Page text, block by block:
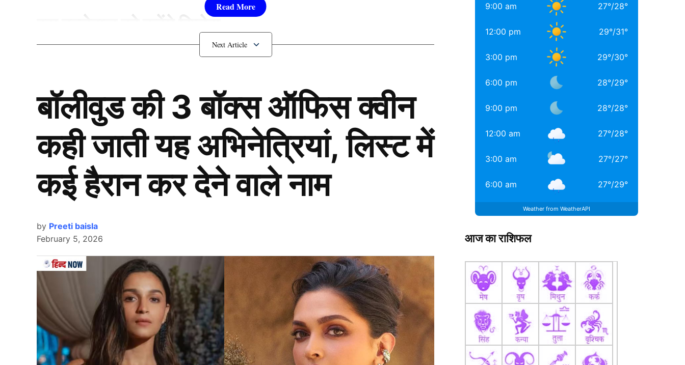
इस बल्लेबाज को करेंगे रिप्लेस
Karun Nair
गौरतलब है कि चैंपियंस ट्रॉफी के लिए भारतीय स्क्वाड में आखिरी समय में बदलाव किया गया, जिसके तहत युवा
बल्लेबाज यशस्वी जायसवाल को मुख्य स्क्वाड से बाहर कर वरुण चकवर्ती को टीम में जगह दी गयी। जायसवाल को
स्टैंड बाय खिलाड़ी के रूप में रखा गया है। मगर अब खबर आ रही है कि युवा बल्लेबाज चोटिल हो गया है। जिसके
चलते उन्हें बेंगलुरु स्थित बीसीसीआई के सेंटर ऑफ एक्सीलेंस जाना पड़ सकता है। इस पूरी घटना के बाद करुण
नायर (Karun Nair) को चैंपियंस ट्रॉफी के लिए बैकअप बल्लेबाज की जगह मिल सकती है।
बॉलीवुड की 3 बॉक्स ऑफिस क्वीन
कही जाती यह अभिनेत्रियां, लिस्ट में
कई हैरान कर देने वाले नाम
by Preeti baisla
February 5, 2026
9:00 am 27°/28°
12:00 pm 29°/31°
3:00 pm 29°/30°
6:00 pm 28°/29°
9:00 pm 28°/28°
12:00 am 27°/28°
3:00 am 27°/27°
6:00 am 27°/29°
Weather from WeatherAPI
आज का राशिफल